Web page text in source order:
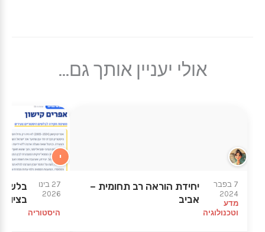
אולי יעניין אותך גם...
7 בפבר
2024
מדע
וטכנולוגיה
יחידת הוראה רב תחומית –
אביב
י
27 בינו
2026
היסטוריה
בלש